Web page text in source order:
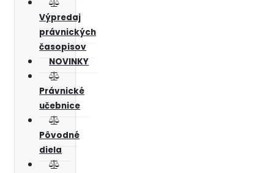
Výpredaj
právnických
časopisov
NOVINKY
Právnické
učebnice
Pôvodné
diela